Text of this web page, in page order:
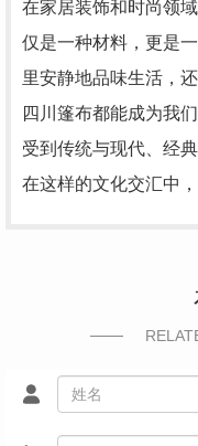
在家居装饰和时尚领
仅是一种材料，更是
里安静地品味生活，
四川篷布都能成为我
受到传统与现代、经
在这样的文化交汇中